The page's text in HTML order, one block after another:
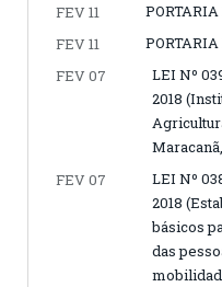
FEV 11
FEV 11
FEV 07
LEI Nº
2018
FEV 07
LEI Nº
2018
básicos
das